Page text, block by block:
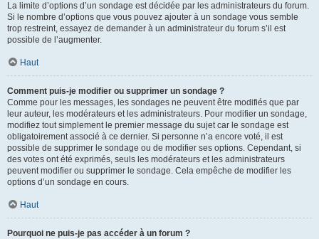
La limite d’options d’un sondage est décidée par les administrateurs du forum.
Si le nombre d’options que vous pouvez ajouter à un sondage vous semble
trop restreint, essayez de demander à un administrateur du forum s’il est
possible de l’augmenter.
Haut
Comment puis-je modifier ou supprimer un sondage ?
Comme pour les messages, les sondages ne peuvent être modifiés que par
leur auteur, les modérateurs et les administrateurs. Pour modifier un sondage,
modifiez tout simplement le premier message du sujet car le sondage est
obligatoirement associé à ce dernier. Si personne n’a encore voté, il est
possible de supprimer le sondage ou de modifier ses options. Cependant, si
des votes ont été exprimés, seuls les modérateurs et les administrateurs
peuvent modifier ou supprimer le sondage. Cela empêche de modifier les
options d’un sondage en cours.
Haut
Pourquoi ne puis-je pas accéder à un forum ?